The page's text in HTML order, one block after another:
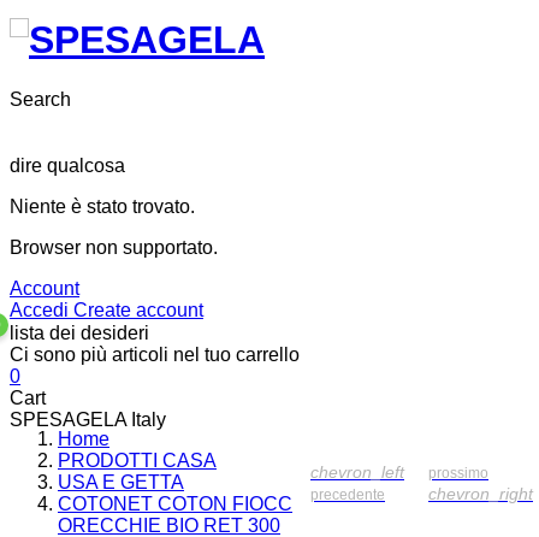
Search
dire qualcosa
Niente è stato trovato.
Browser non supportato.
Account
Accedi Create account
lista dei desideri
Ci sono più articoli nel tuo carrello
0
Cart
SPESAGELA Italy
Home
PRODOTTI CASA
USA E GETTA
COTONET COTON FIOCC
ORECCHIE BIO RET 300
chevron_left
precedente
prossimo
chevron_right